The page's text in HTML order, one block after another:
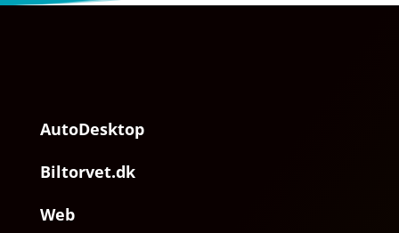
AutoDesktop
Biltorvet.dk
Web